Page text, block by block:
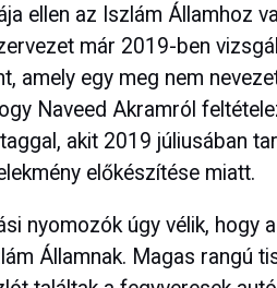
ellen az Iszlám Államhoz
már 2019-ben
amely egy meg nem
Naveed Akramról
akit 2019 júliusában
előkészítése miatt.
nyomozók úgy vélik, hogy
Államnak. Magas rangú